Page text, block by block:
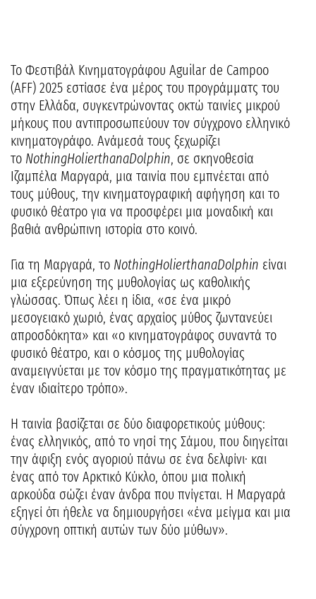
Το Φεστιβάλ Κινηματογράφου Aguilar de Campoo
(AFF) 2025 εστίασε ένα μέρος του προγράμματς του
στην Ελλάδα, συγκεντρώνοντας οκτώ ταινίες μικρού
μήκους που αντιπροσωπεύουν τον σύγχρονο ελληνικό
κινηματογράφο. Ανάμεσά τους ξεχωρίζει
το NothingHolierthanaDolphin, σε σκηνοθεσία
Ιζαμπέλα Μαργαρά, μια ταινία που εμπνέεται από
τους μύθους, την κινηματογραφική αφήγηση και το
φυσικό θέατρο για να προσφέρει μια μοναδική και
βαθιά ανθρώπινη ιστορία στο κοινό.
Για τη Μαργαρά, το NothingHolierthanaDolphin είναι
μια εξερεύνηση της μυθολογίας ως καθολικής
γλώσσας. Όπως λέει η ίδια, «σε ένα μικρό
μεσογειακό χωριό, ένας αρχαίος μύθος ζωντανεύει
απροσδόκητα» και «ο κινηματογράφος συναντά το
φυσικό θέατρο, και ο κόσμος της μυθολογίας
αναμειγνύεται με τον κόσμο της πραγματικότητας με
έναν ιδιαίτερο τρόπο».
Η ταινία βασίζεται σε δύο διαφορετικούς μύθους:
ένας ελληνικός, από το νησί της Σάμου, που διηγείται
την άφιξη ενός αγοριού πάνω σε ένα δελφίνι· και
ένας από τον Αρκτικό Κύκλο, όπου μια πολική
αρκούδα σώζει έναν άνδρα που πνίγεται. Η Μαργαρά
εξηγεί ότι ήθελε να δημιουργήσει «ένα μείγμα και μια
σύγχρονη οπτική αυτών των δύο μύθων».